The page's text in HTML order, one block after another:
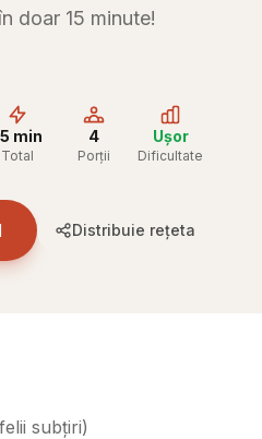
doar 15 minute!
min
Total
4
Porții
Ușor
Dificultate
Distribuie rețeta
felii subțiri)